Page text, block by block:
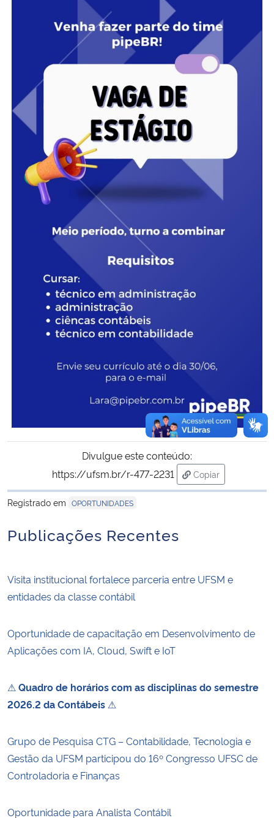
Advocacia-Geral da União
Banco Central do Brasil
Divulgue este conteúdo:
https://ufsm.br/r-477-2231
Copiar
para área de
Registrado em OPORTUNIDADES
Publicações Recentes
Visita institucional fortalece parceria entre UFSM e
entidades da classe contábil
Oportunidade de capacitação em Desenvolvimento de
Aplicações com IA, Cloud, Swift e IoT
⚠Quadro de horários com as disciplinas do semestre
2026.2 da Contábeis ⚠
Grupo de Pesquisa CTG – Contabilidade, Tecnologia e
Gestão da UFSM participou do 16º Congresso UFSC de
Controladoria e Finanças
Oportunidade para Analista Contábil